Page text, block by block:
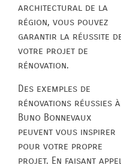
architectural de la
région, vous pouvez
garantir la réussite
votre projet de
rénovation.
Des exemples de
rénovations réussies à
Buno Bonnevaux
peuvent vous inspirer
pour votre propre
projet. En faisant appel